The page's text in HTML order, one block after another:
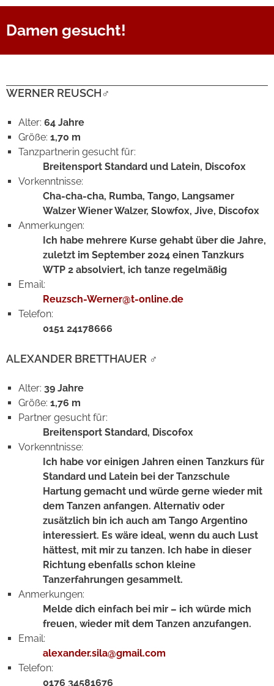
Damen gesucht!
WERNER REUSCH♂
Alter: 64 Jahre
Größe: 1,70 m
Tanzpartnerin gesucht für:
Breitensport Standard und Latein, Discofox
Vorkenntnisse:
Cha-cha-cha, Rumba, Tango, Langsamer
Walzer Wiener Walzer, Slowfox, Jive, Discofox
Anmerkungen:
Ich habe mehrere Kurse gehabt über die Jahre,
zuletzt im September 2024 einen Tanzkurs
WTP 2 absolviert, ich tanze regelmäßig
Email:
Reuzsch-Werner@t-online.de
Telefon:
0151 24178666
ALEXANDER BRETTHAUER ♂
Alter: 39 Jahre
Größe: 1,76 m
Partner gesucht für:
Breitensport Standard, Discofox
Vorkenntnisse:
Ich habe vor einigen Jahren einen Tanzkurs für
Standard und Latein bei der Tanzschule
Hartung gemacht und würde gerne wieder mit
dem Tanzen anfangen. Alternativ oder
zusätzlich bin ich auch am Tango Argentino
interessiert. Es wäre ideal, wenn du auch Lust
hättest, mit mir zu tanzen. Ich habe in dieser
Richtung ebenfalls schon kleine
Tanzerfahrungen gesammelt.
Anmerkungen:
Melde dich einfach bei mir – ich würde mich
freuen, wieder mit dem Tanzen anzufangen.
Email:
alexander.sila@gmail.com
Telefon:
0176 34581676